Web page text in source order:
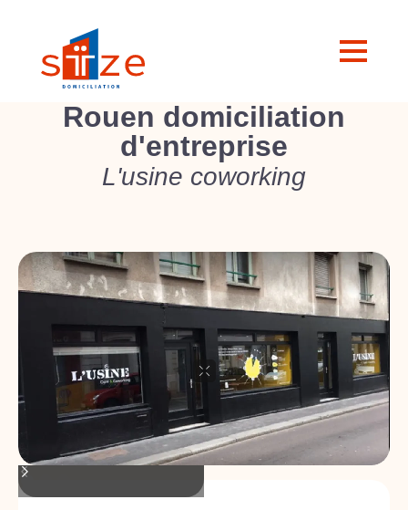
Rouen domiciliation
d'entreprise
L'usine coworking